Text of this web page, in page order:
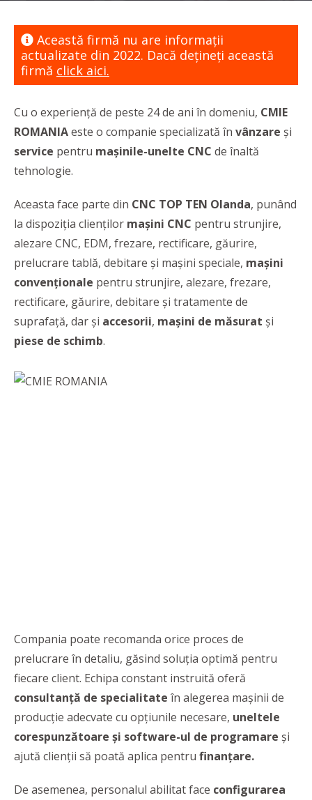
Această firmă nu are informaţii
actualizate din 2022. Dacă dețineți această
firmă click aici.
Cu o experiență de peste 24 de ani în domeniu, CMIE
ROMANIAeste o companie specializată în vânzare și
service pentru mașinile-unelte CNC de înaltă
tehnologie.
Aceasta face parte din CNC TOP TEN Olanda, punând
la dispoziția clienților mașini CNC pentru strunjire,
alezare CNC, EDM, frezare, rectificare, găurire,
prelucrare tablă, debitare și mașini speciale, mașini
convenționale pentru strunjire, alezare, frezare,
rectificare, găurire, debitare și tratamente de
suprafață, dar și accesorii, mașini de măsurat și
piese de schimb.
Compania poate recomanda orice proces de
prelucrare în detaliu, găsind soluția optimă pentru
fiecare client. Echipa constant instruită oferă
consultanță de specialitate în alegerea mașinii de
producție adecvate cu opțiunile necesare, uneltele
corespunzătoare și software-ul de programare și
ajută clienții să poată aplica pentru finanțare.
De asemenea, personalul abilitat face configurarea